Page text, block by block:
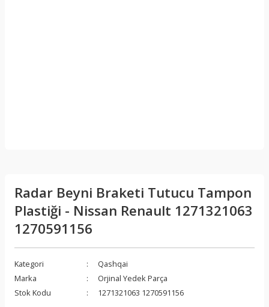
Radar Beyni Braketi Tutucu Tampon
Plastiği - Nissan Renault 1271321063
1270591156
Kategori
Qashqai
Marka
Orjinal Yedek Parça
Stok Kodu
1271321063 1270591156